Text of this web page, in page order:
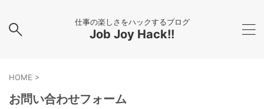
仕事の楽しさをハックするブログ
Job Joy Hack!!
HOME >
お問い合わせフォーム